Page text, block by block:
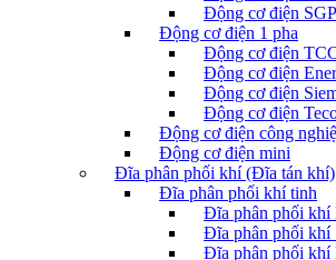
Động cơ điện SGP
Động cơ điện 1 pha
Động cơ điện
Động cơ điện
Động cơ điện
Động cơ điện
Động cơ điện công
Động cơ điện mini
Đĩa phân phối khí (Đĩa tán khí)
Đĩa phân phối khí tinh
Đĩa phân phối khí
Đĩa phân phối khí
Đĩa phân phối khí